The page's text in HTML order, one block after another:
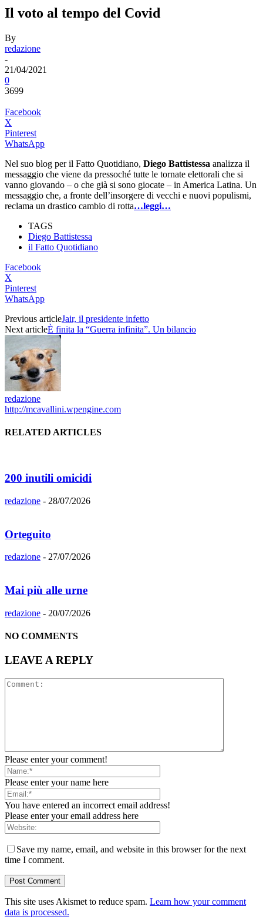
Il voto al tempo del Covid
By
redazione
-
21/04/2021
0
3699
Facebook
X
Pinterest
WhatsApp
Nel suo blog per il Fatto Quotidiano, Diego Battistessa analizza il
messaggio che viene da pressoché tutte le tornate elettorali che si
vanno giovando – o che già si sono giocate – in America Latina. Un
messaggio che, a fronte dell’insorgere di vecchi e nuovi populismi,
reclama un drastico cambio di rotta…leggi…
TAGS
Diego Battistessa
il Fatto Quotidiano
Facebook
X
Pinterest
WhatsApp
Previous articleJair, il presidente infetto
Next articleÈ finita la “Guerra infinita”. Un bilancio
redazione
http://mcavallini.wpengine.com
RELATED ARTICLES
200 inutili omicidi
redazione - 28/07/2026
Orteguito
redazione - 27/07/2026
Mai più alle urne
redazione - 20/07/2026
NO COMMENTS
LEAVE A REPLY
Please enter your comment!
Please enter your name here
You have entered an incorrect email address!
Please enter your email address here
Save my name, email, and website in this browser for the next
time I comment.
This site uses Akismet to reduce spam. Learn how your comment
data is processed.